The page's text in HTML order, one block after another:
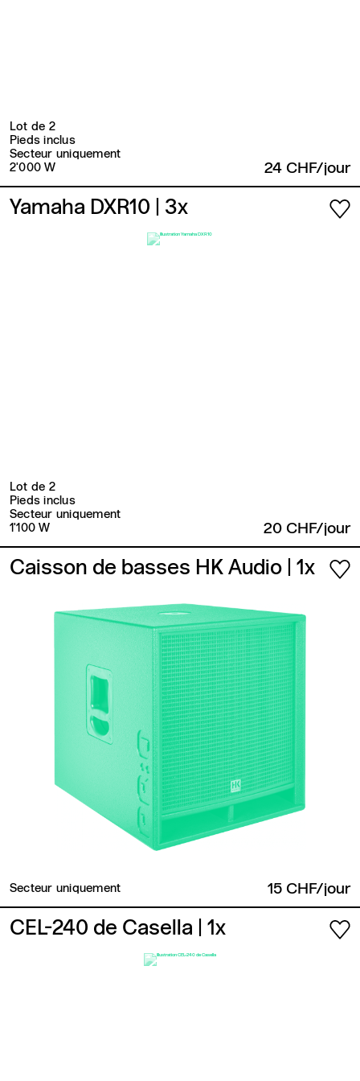
Lot de 2
Pieds inclus
Secteur uniquement
2'000 W
24 CHF/jour
Yamaha DXR10 | 3x
Lot de 2
Pieds inclus
Secteur uniquement
1'100 W
20 CHF/jour
Caisson de basses HK Audio | 1x
Secteur uniquement 15 CHF/jour
CEL-240 de Casella | 1x